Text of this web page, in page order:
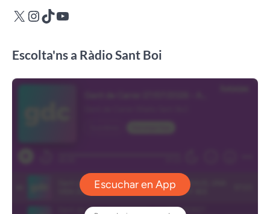
X Instagram
TikTokYouTube
Escolta'ns a Ràdio Sant Boi